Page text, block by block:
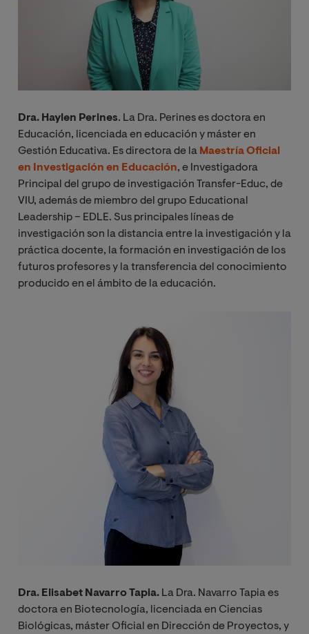
Dra. Haylen Perines. La Dra. Perines es doctora en
Educación, licenciada en educación y máster en
Gestión Educativa. Es directora de la Maestría Oficial
en Investigación en Educación, e Investigadora
Principal del grupo de investigación Transfer-Educ, de
VIU, además de miembro del grupo Educational
Leadership – EDLE. Sus principales líneas de
investigación son la distancia entre la investigación y la
práctica docente, la formación en investigación de los
futuros profesores y la transferencia del conocimiento
producido en el ámbito de la educación.
Dra. Elisabet Navarro Tapia. La Dra. Navarro Tapia es
doctora en Biotecnología, licenciada en Ciencias
Biológicas, máster Oficial en Dirección de Proyectos, y